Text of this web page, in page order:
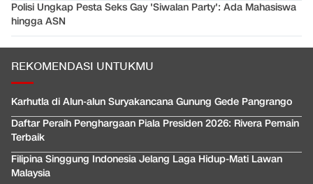
Polisi Ungkap Pesta Seks Gay 'Siwalan Party': Ada Mahasiswa
hingga ASN
REKOMENDASI UNTUKMU
Karhutla di Alun-alun Suryakancana Gunung Gede Pangrango
Daftar Peraih Penghargaan Piala Presiden 2026: Rivera Pemain
Terbaik
Filipina Singgung Indonesia Jelang Laga Hidup-Mati Lawan
Malaysia